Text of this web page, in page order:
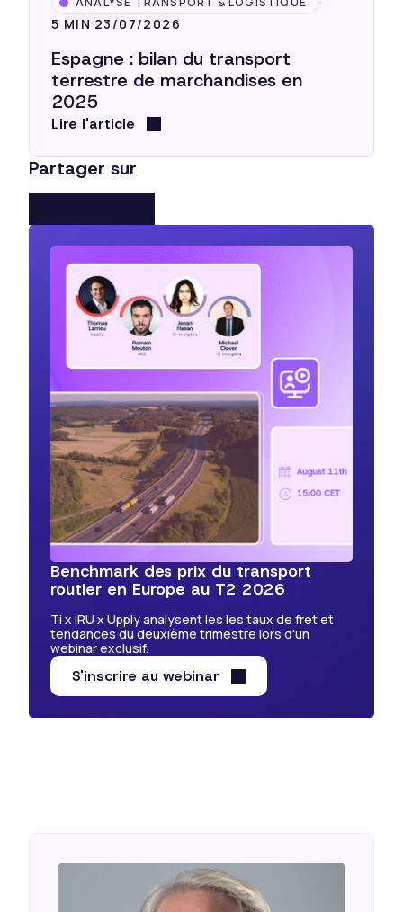
5 MIN 23/07/2026
Espagne : bilan du transport
terrestre de marchandises en
2025
Lire l'article
Partager sur
Benchmark des prix du transport
routier en Europe au T2 2026
Ti x IRU x Upply analysent les les taux de fret et
tendances du deuxième trimestre lors d'un
webinar exclusif.
S'inscrire au webinar